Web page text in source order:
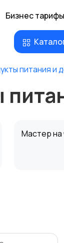
Бизнес тарифы
питания и
Мастер на